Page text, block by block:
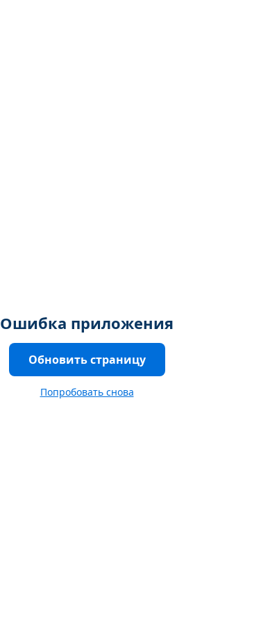
Ошибка приложения
Обновить страницу
Попробовать снова